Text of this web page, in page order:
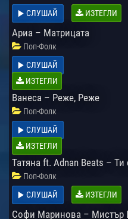
СЛУШАЙ
ИЗТЕГЛИ
Ариа – Матрицата
Поп-Фолк
СЛУШАЙ
ИЗТЕГЛИ
Ванеса – Реже, Реже
Поп-Фолк
СЛУШАЙ
ИЗТЕГЛИ
Татяна ft. Adnan Beats –
Поп-Фолк
СЛУШАЙ
ИЗТЕГЛИ
Софи Маринова – Мистър